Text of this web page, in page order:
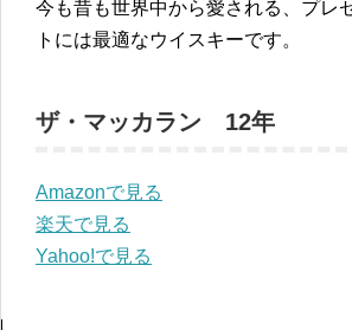
今も昔も世界中から愛される、プレ
トには最適なウイスキーです。
ザ・マッカラン 12年
Amazonで見る
楽天で見る
Yahoo!で見る